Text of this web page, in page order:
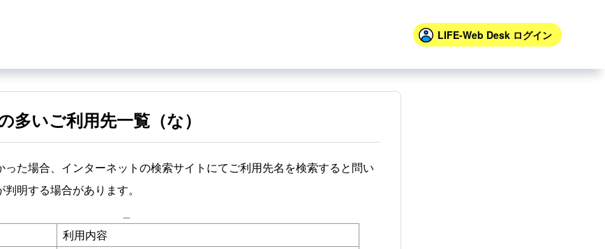
LIFE-Web Desk ログイン
多いご利用先一覧（な）
った場合、インターネットの検索サイトにてご利用先名を検索すると問い
明する場合があります。
利用内容